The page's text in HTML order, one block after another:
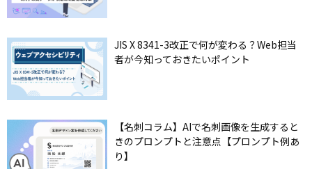
JIS X 8341-3改正で何が変わる？Web担当
者が今知っておきたいポイント
【名刺コラム】AIで名刺画像を生成すると
きのプロンプトと注意点【プロンプト例あ
り】